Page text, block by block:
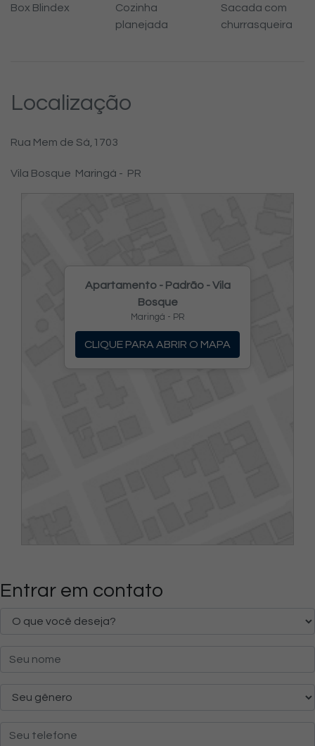
Box Blindex
Cozinha
planejada
Sacada com
churrasqueira
Localização
Rua Mem de Sá, 1703
Vila Bosque Maringá - PR
Apartamento - Padrão - Vila
Bosque
Maringá - PR
CLIQUE PARA ABRIR O MAPA
Entrar em contato